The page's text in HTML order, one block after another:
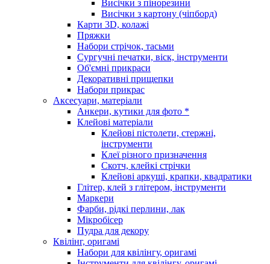
Висічки з пінорезини
Висічки з картону (чіпборд)
Карти 3D, колажі
Пряжки
Набори стрічок, тасьми
Сургучні печатки, віск, інструменти
Об'ємні прикраси
Декоративні прищепки
Набори прикрас
Аксесуари, матеріали
Анкери, кутики для фото *
Клейові матеріали
Клейові пістолети, стержні,
інструменти
Клеї різного призначення
Скотч, клейкі стрічки
Клейові аркуші, крапки, квадратики
Глітер, клей з глітером, інструменти
Маркери
Фарби, рідкі перлини, лак
Мікробісер
Пудра для декору
Квілінг, оригамі
Набори для квілінгу, оригамі